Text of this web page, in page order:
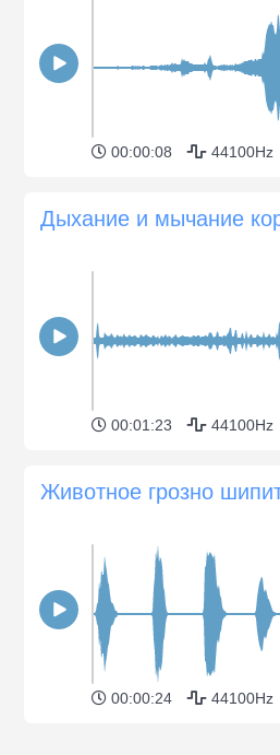
00:00:08 44100Hz
Дыхание и мычание
00:01:23 44100Hz
Животное грозно
00:00:24 44100Hz